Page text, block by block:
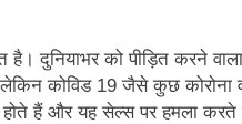
है। दुनियाभर को पीड़ित करने
कोविड 19 जैसे कुछ कोरोना
हैं और यह सेल्स पर हमला